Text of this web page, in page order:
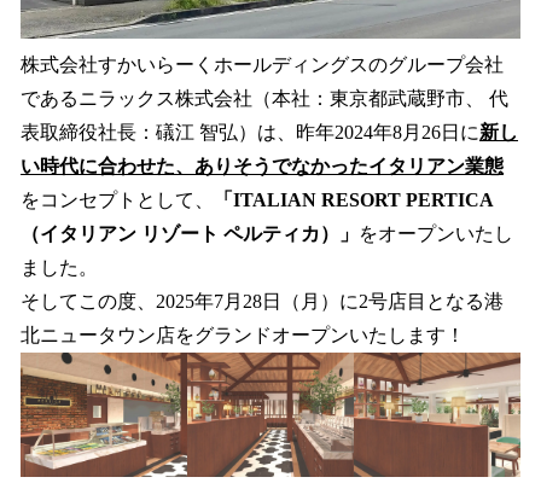
株式会社すかいらーくホールディングスのグループ会社
であるニラックス株式会社（本社：東京都武蔵野市、 代
表取締役社長：礒江 智弘）は、昨年2024年8月26日に新し
い時代に合わせた、ありそうでなかったイタリアン業態
をコンセプトとして、
「ITALIAN RESORT PERTICA
（イタリアン リゾート ペルティカ）」 をオープンいたし
ました。
そしてこの度、2025年7月28日（月）に2号店目となる港
北ニュータウン店をグランドオープンいたします！